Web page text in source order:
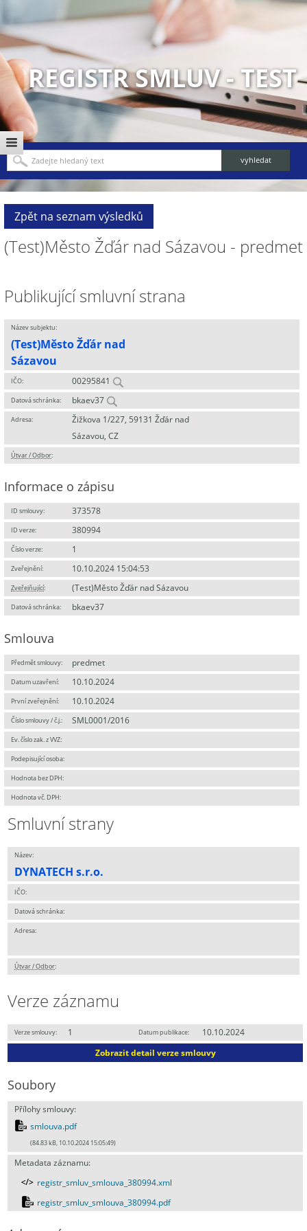
REGISTR SMLUV - TEST
Zpět na seznam výsledků
(Test)Město Žďár nad Sázavou - predmet
Publikující smluvní strana
Název subjektu:
(Test)Město Žďár nad
Sázavou
IČO: 00295841
Datová schránka: bkaev37
Adresa:
Žižkova 1/227, 59131 Žďár nad
Sázavou, CZ
Útvar / Odbor:
Informace o zápisu
ID smlouvy: 373578
ID verze: 380994
Číslo verze: 1
Zveřejnění: 10.10.2024 15:04:53
Zveřejňující: (Test)Město Žďár nad Sázavou
Datová schránka: bkaev37
Smlouva
Předmět smlouvy: predmet
Datum uzavření: 10.10.2024
První zveřejnění: 10.10.2024
Číslo smlouvy / č.j.: SML0001/2016
Ev. číslo zak. z VVZ:
Podepisující osoba:
Hodnota bez DPH:
Hodnota vč. DPH:
Smluvní strany
Název:
DYNATECH s.r.o.
IČO:
Datová schránka:
Adresa:
Útvar / Odbor:
Verze záznamu
Verze smlouvy: 1 Datum publikace:
10.10.2024
Zobrazit detail verze smlouvy
Soubory
Přílohy smlouvy:
smlouva.pdf
(84.83 kB, 10.10.2024 15:05:49)
Metadata záznamu:
registr_smluv_smlouva_380994.xml
registr_smluv_smlouva_380994.pdf